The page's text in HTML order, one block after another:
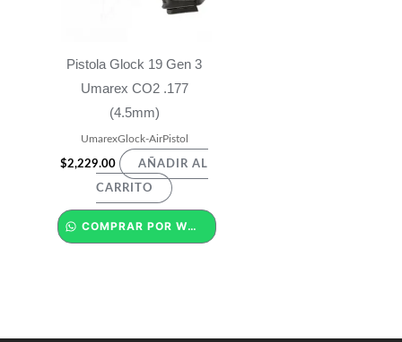
Pistola Glock 19 Gen 3
Umarex CO2 .177
(4.5mm)
UmarexGlock-AirPistol
$2,229.00 AÑADIR AL
CARRITO
COMPRAR POR WHATSAPP